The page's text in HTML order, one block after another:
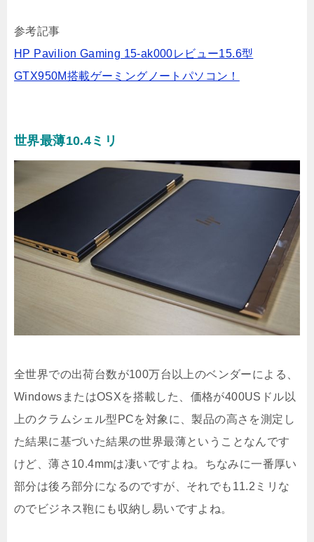
参考記事
HP Pavilion Gaming 15-ak000レビュー15.6型
GTX950M搭載ゲーミングノートパソコン！
世界最薄10.4ミリ
全世界での出荷台数が100万台以上のベンダーによる、
WindowsまたはOSXを搭載した、価格が400USドル以
上のクラムシェル型PCを対象に、製品の高さを測定し
た結果に基づいた結果の世界最薄ということなんです
けど、薄さ10.4mmは凄いですよね。ちなみに一番厚い
部分は後ろ部分になるのですが、それでも11.2ミリな
のでビジネス鞄にも収納し易いですよね。